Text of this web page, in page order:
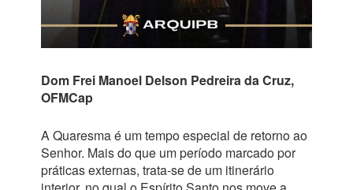
Dom Frei Manoel Delson Pedreira da Cruz,
OFMCap
A Quaresma é um tempo especial de retorno ao
Senhor. Mais do que um período marcado por
práticas externas, trata-se de um itinerário